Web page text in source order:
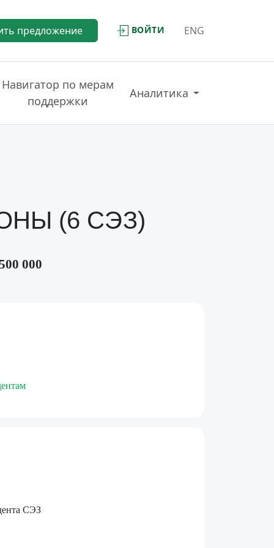
предложение ВОЙТИ ENG
Навигатор по мерам
поддержки
Аналитика
(6 СЭЗ)
000
СЭЗ